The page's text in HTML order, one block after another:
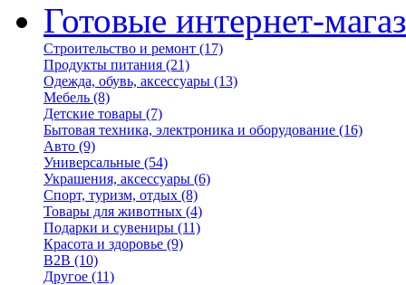
Готовые интернет-
Строительство и ремонт (17)
Продукты питания (21)
Одежда, обувь, аксессуары (13)
Мебель (8)
Детские товары (7)
Бытовая техника, электроника и оборудование (16)
Авто (9)
Универсальные (54)
Украшения, аксессуары (6)
Спорт, туризм, отдых (8)
Товары для животных (4)
Подарки и сувениры (11)
Красота и здоровье (9)
B2B (10)
Другое (11)